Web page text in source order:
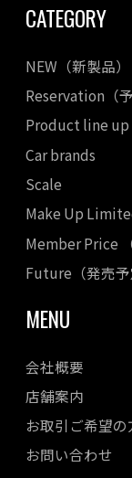
CATEGORY
NEW（新製品）
Reservation（予
Product line up
Car brands
Scale
Make Up
Member Price
Future（発売予
MENU
会社概要
店舗案内
お取引ご希望の
お問い合わせ